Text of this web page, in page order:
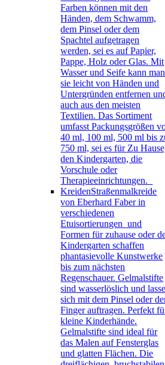
Farben können mit den
Händen, dem Schwamm,
dem Pinsel oder dem
Spachtel aufgetragen
werden, sei es auf Papier,
Pappe, Holz oder Glas. Mit
Wasser und Seife kann man
sie leicht von Händen und
Untergründen entfernen
auch aus den meisten
Textilien. Das Sortiment
umfasst Packungsgrößen
40 ml, 100 ml, 500 ml bis
750 ml, sei es für Zu
den Kindergarten, die
Vorschule oder
Therapieeinrichtungen.
KreidenStraßenmalkreide
von Eberhard Faber in
verschiedenen
Etuisortierungen und
Formen für zuhause oder
Kindergarten schaffen
phantasievolle Kunstwerke
bis zum nächsten
Regenschauer. Gelmalstifte
sind wasserlöslich und
sich mit dem Pinsel oder
Finger auftragen. Perfekt
kleine Kinderhände.
Gelmalstifte sind ideal für
das Malen auf Fensterglas
und glatten Flächen. Die